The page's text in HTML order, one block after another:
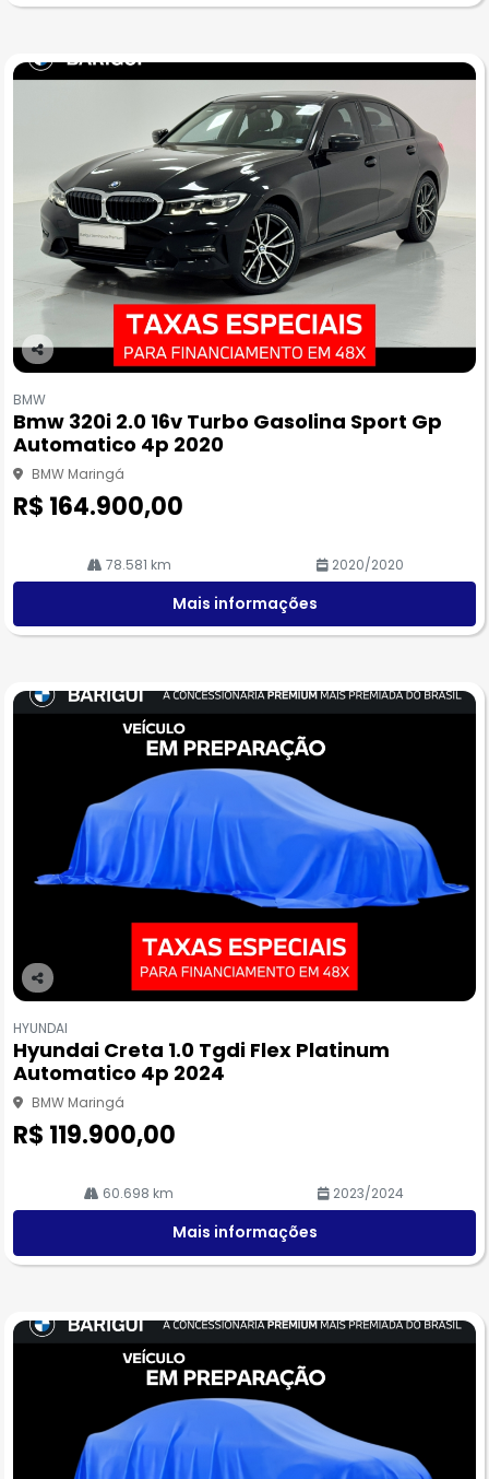
Co
pa
rtil
he
BMW
Bmw 320i 2.0 16v Turbo Gasolina Sport Gp
Automatico 4p 2020
BMW Maringá
R$ 164.900,00
78.581 km 2020/2020
Mais informações
Co
pa
rtil
he
HYUNDAI
Hyundai Creta 1.0 Tgdi Flex Platinum
Automatico 4p 2024
BMW Maringá
R$ 119.900,00
60.698 km 2023/2024
Mais informações